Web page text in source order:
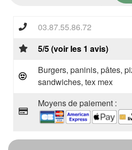
03.87.55.86.72
5/5 (voir les 1 avis)
Burgers, paninis, pâtes,
sandwiches, tex mex
Moyens de paiement :